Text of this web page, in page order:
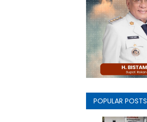
POPULAR POSTS